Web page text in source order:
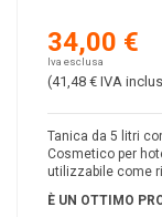
34,00 €
Iva esclusa
(41,48 € IVA
Tanica da 5 litri
Cosmetico per
utilizzabile come
È UN OTTIMO